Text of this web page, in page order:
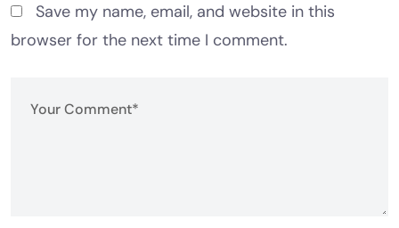
Save my name, email, and website in this
browser for the next time I comment.